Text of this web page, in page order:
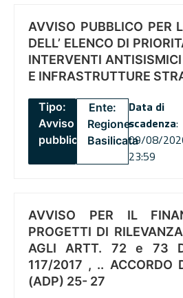
AVVISO PUBBLICO PER
DELL’ ELENCO DI
INTERVENTI
E INFRASTRUTTURE
Tipo:
Avviso
pubblico
Ente:
Regione
Basilicata
Data di
scadenza:
09/08/
23:59
AVVISO PER IL
PROGETTI DI
AGLI ARTT. 72 e 73
117/2017 , .. ACCORDO
(ADP) 25- 27